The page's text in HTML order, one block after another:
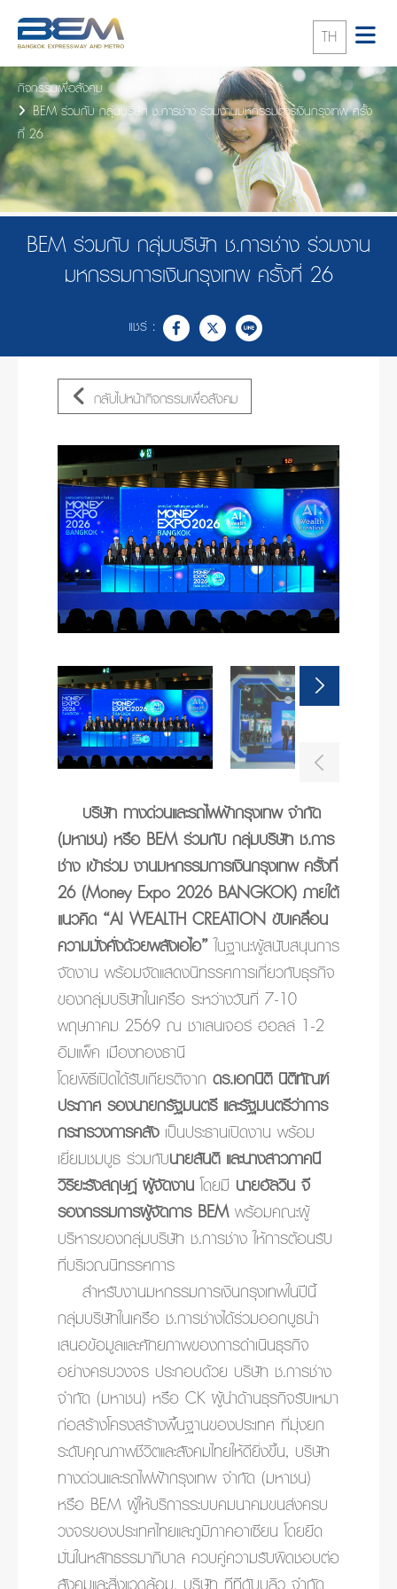
TH
กิจกรรมเพื่อสังคม
BEM ร่วมกับ กลุ่มบริษัท ช.การช่าง ร่วมงานมหกรรมการเงินกรุงเทพ ครั้ง
ที่ 26
BEM ร่วมกับ กลุ่มบริษัท ช.การช่าง ร่วมงาน
มหกรรมการเงินกรุงเทพ ครั้งที่ 26
แชร์ :
กลับไปหน้ากิจกรรมเพื่อสังคม
บริษัท ทางด่วนและรถไฟฟ้ากรุงเทพ จำกัด
(มหาชน) หรือ BEM ร่วมกับ กลุ่มบริษัท ช.การ
ช่าง เข้าร่วม งานมหกรรมการเงินกรุงเทพ ครั้งที่
26 (Money Expo 2026 BANGKOK) ภายใต้
แนวคิด “AI WEALTH CREATION ขับเคลื่อน
ความมั่งคั่งด้วยพลังเอไอ”ในฐานะผู้สนับสนุนการ
จัดงาน พร้อมจัดแสดงนิทรรศการเกี่ยวกับธุรกิจ
ของกลุ่มบริษัทในเครือ ระหว่างวันที่ 7-10
พฤษภาคม 2569 ณ ชาเลนเจอร์ ฮอลล์ 1-2
อิมแพ็ค เมืองทองธานี
โดยพิธีเปิดได้รับเกียรติจาก ดร.เอกนิติ นิติทัณฑ์
ประภาศ รองนายกรัฐมนตรี และรัฐมนตรีว่าการ
กระทรวงการคลังเป็นประธานเปิดงาน พร้อม
เยี่ยมชมบูธ ร่วมกับนายสันติ และนางสาวภาคนี
วิริยะรังสฤษฎ์ ผู้จัดงานโดยมี นายอัลวิน จี
รองกรรมการผู้จัดการ BEMพร้อมคณะผู้
บริหารของกลุ่มบริษัท ช.การช่าง ให้การต้อนรับ
ที่บริเวณนิทรรศการ
สำหรับงานมหกรรมการเงินกรุงเทพในปีนี้
กลุ่มบริษัทในเครือ ช.การช่างได้ร่วมออกบูธนำ
เสนอข้อมูลและศักยภาพของการดำเนินธุรกิจ
อย่างครบวงจร ประกอบด้วย บริษัท ช.การช่าง
จำกัด (มหาชน) หรือ CK ผู้นำด้านธุรกิจรับเหมา
ก่อสร้างโครงสร้างพื้นฐานของประเทศ ที่มุ่งยก
ระดับคุณภาพชีวิตและสังคมไทยให้ดียิ่งขึ้น, บริษัท
ทางด่วนและรถไฟฟ้ากรุงเทพ จำกัด (มหาชน)
หรือ BEM ผู้ให้บริการระบบคมนาคมขนส่งครบ
วงจรของประเทศไทยและภูมิภาคอาเซียน โดยยึด
มั่นในหลักธรรมาภิบาล ควบคู่ความรับผิดชอบต่อ